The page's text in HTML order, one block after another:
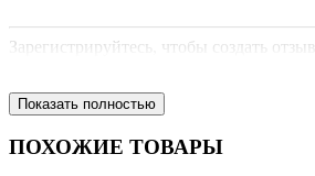
Зарегистрируйтесь, чтобы создать отзыв.
Показать полностью
ПОХОЖИЕ ТОВАРЫ